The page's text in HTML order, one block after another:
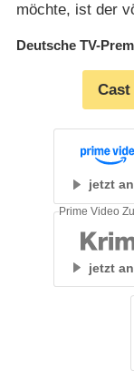
möchte, ist der
Deutsche TV-
Cast
jetzt
jetzt
Prime Video